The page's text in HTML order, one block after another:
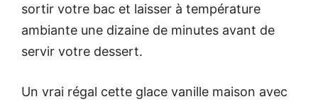
sortir votre bac et laisser à température
ambiante une dizaine de minutes avant de
servir votre dessert.
Un vrai régal cette glace vanille maison avec